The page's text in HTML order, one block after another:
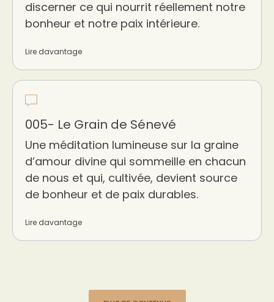
discerner ce qui nourrit réellement notre
bonheur et notre paix intérieure.
Lire davantage
005- Le Grain de Sénevé
Une méditation lumineuse sur la graine
d’amour divine qui sommeille en chacun
de nous et qui, cultivée, devient source
de bonheur et de paix durables.
Lire davantage